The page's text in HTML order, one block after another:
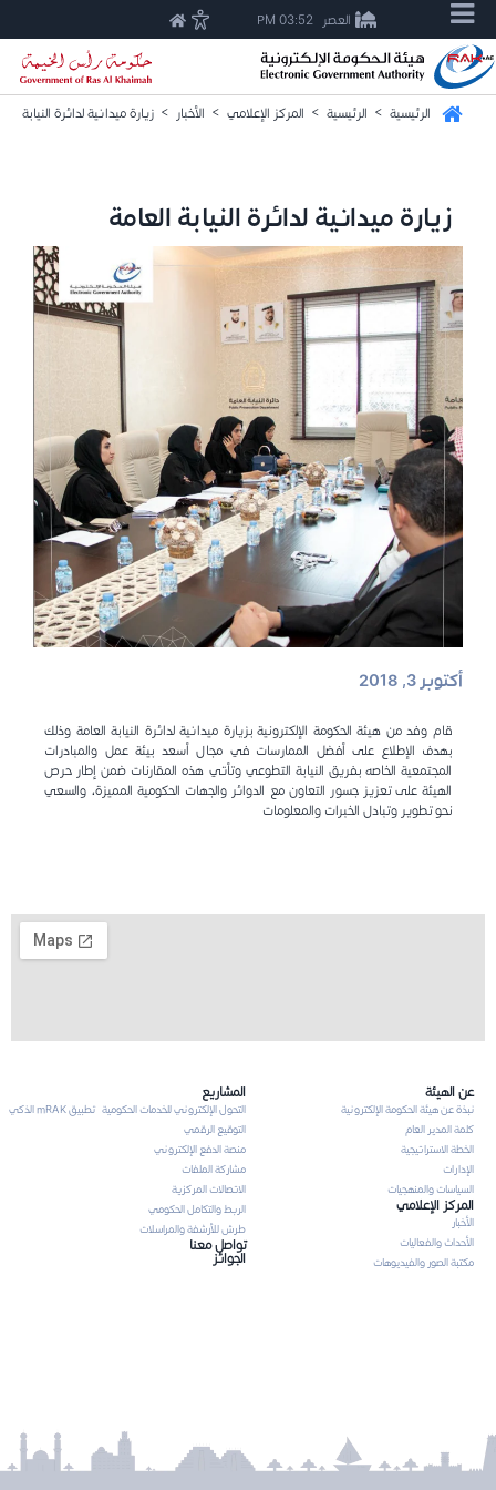
العصر 03:52 PM
الرئيسية > الرئيسية > المركز الإعلامي > الأخبار > زيارة ميدانية لدائرة النيابة
زيارة ميدانية لدائرة النيابة العامة
أكتوبر 3, 2018
قام وفد من هيئة الحكومة الإلكترونية بزيارة ميدانية لدائرة النيابة العامة وذلك
بهدف الإطلاع على أفضل الممارسات في مجال أسعد بيئة عمل والمبادرات
المجتمعية الخاصه بفريق النيابة التطوعي وتأتي هذه المقارنات ضمن إطار حرص
الهيئة على تعزيز جسور التعاون مع الدوائر والجهات الحكومية المميزة، والسعي
نحو تطوير وتبادل الخبرات والمعلومات
عن الهيئة
نبذة عن هيئة الحكومة الإلكترونية
كلمة المدير العام
الخطة الاستراتيجية
الإدارات
السياسات والمنهجيات
المركز الإعلامي
الأخبار
الأحداث والفعاليات
مكتبة الصور والفيديوهات
المشاريع
التحول الإلكتروني للخدمات الحكومية تطبيق mRAK الذكي
التوقيع الرقمي
منصة الدفع الإلكتروني
مشاركة الملفات
الاتصالات المركزية
الربط والتكامل الحكومي
طرش للأرشفة والمراسلات
تواصل معنا
الجوائز